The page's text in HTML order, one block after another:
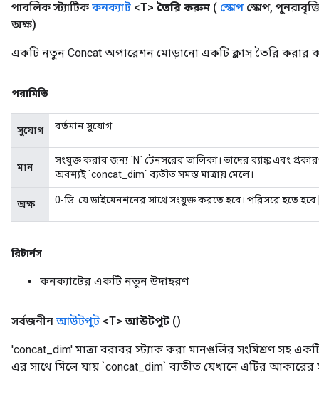
পাবলিক স্ট্যাটিক কনক্যাট <T> তৈরি করুন ( স্কোপস্কোপ,
অক্ষ)
একটি নতুন Concat অপারেশন মোড়ানো একটি ক্লাস তৈরি করার
পরামিতি
সুযোগ বর্তমান সুযোগ
মান
সংযুক্ত করার জন্য `N` টেনসরের তালিকা। তাদের র‍্যাঙ্ক এবং
অবশ্যই `concat_dim` ব্যতীত সমস্ত মাত্রায় মেলে।
অক্ষ 0-ডি. যে ডাইমেনশনের সাথে সংযুক্ত করতে হবে। পরিসরে হতে
রিটার্নস
কনক্যাটের একটি নতুন উদাহরণ
সর্বজনীন আউটপুট <T> আউটপুট ()
'concat_dim' মাত্রা বরাবর স্ট্যাক করা মানগুলির সংমিশ্রণ সহ
এর সাথে মিলে যায় `concat_dim` ব্যতীত যেখানে এটির আকারের